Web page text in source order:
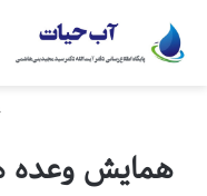
همایش وعده